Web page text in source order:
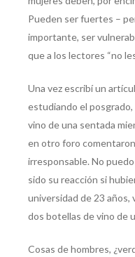
Pueden ser fuertes –
importante, ser
que a los lectores “no
Una vez escribí un
estudiando el
vino de una sentada
en otro foro
irresponsable. No
sido su reacción si
universidad de 23 años,
dos botellas de vino de
Cosas de hombres,